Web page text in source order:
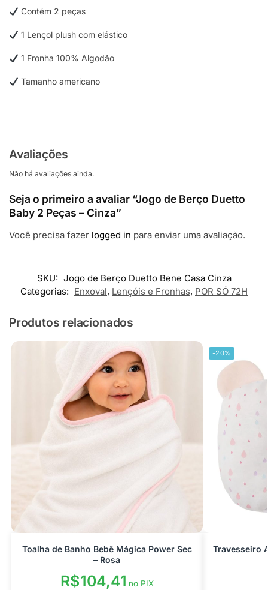
Contém 2 peças
1 Lençol plush com elástico
1 Fronha 100% Algodão
Tamanho americano
Avaliações
Não há avaliações ainda.
Seja o primeiro a avaliar “Jogo de Berço Duetto
Baby 2 Peças – Cinza”
Você precisa fazer logged in para enviar uma avaliação.
SKU: Jogo de Berço Duetto Bene Casa Cinza
Categorias: Enxoval, Lençóis e Fronhas, POR SÓ 72H
Produtos relacionados
Toalha de Banho Bebê Mágica Power Sec
– Rosa
R$104,41 no PIX
-20%
Travesseiro